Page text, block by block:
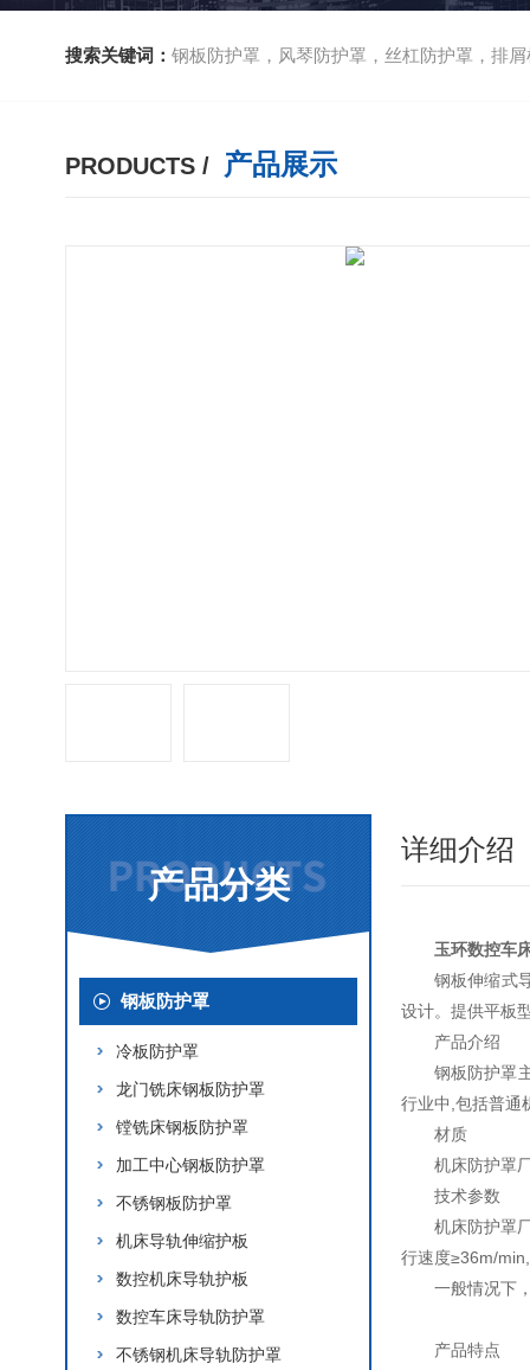
搜索关键词： 钢板防护罩，风琴防护罩，丝杠防护罩，排屑机
PRODUCTS / 产品展示
产品分类
钢板防护罩
冷板防护罩
龙门铣床钢板防护罩
镗铣床钢板防护罩
加工中心钢板防护罩
不锈钢板防护罩
机床导轨伸缩护板
数控机床导轨护板
数控车床导轨防护罩
不锈钢机床导轨防护罩
详细介绍
玉环数控车
钢板伸缩式
设计。提供平板
产品介绍
钢板防护罩
行业中,包括普通
材质
机床防护罩
技术参数
机床防护罩
行速度≥36m/
一般情况下
产品特点